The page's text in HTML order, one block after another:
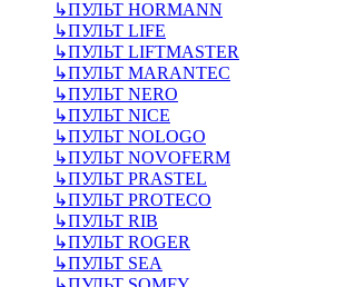
↳ПУЛЬТ HORMANN
↳ПУЛЬТ LIFE
↳ПУЛЬТ LIFTMASTER
↳ПУЛЬТ MARANTEC
↳ПУЛЬТ NERO
↳ПУЛЬТ NICE
↳ПУЛЬТ NOLOGO
↳ПУЛЬТ NOVOFERM
↳ПУЛЬТ PRASTEL
↳ПУЛЬТ PROTECO
↳ПУЛЬТ RIB
↳ПУЛЬТ ROGER
↳ПУЛЬТ SEA